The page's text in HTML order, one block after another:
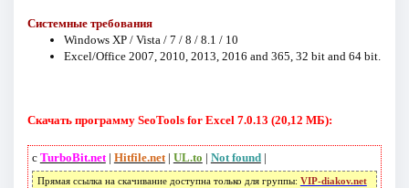
Системные требования
Windows XP / Vista / 7 / 8 / 8.1 / 10
Excel/Office 2007, 2010, 2013, 2016 and 365, 32 bit and 64 bit.
Скачать программу SeoTools for Excel 7.0.13 (20,12 МБ):
с TurboBit.net| Hitfile.net| UL.to | Not found|
Прямая ссылка на скачивание доступна только для группы: VIP-diakov.net